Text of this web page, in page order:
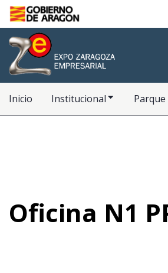
Saltar al contenido principal
Inicio
Inicio Institucional
Oficina N1